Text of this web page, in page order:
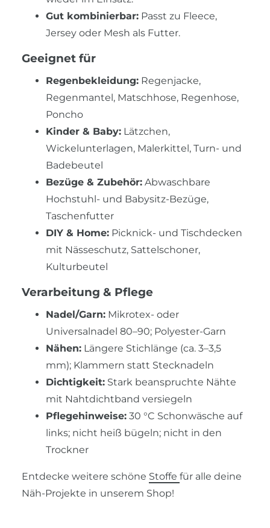
Gut kombinierbar: Passt zu Fleece,
Jersey oder Mesh als Futter.
Geeignet für
Regenbekleidung: Regenjacke,
Regenmantel, Matschhose, Regenhose,
Poncho
Kinder & Baby: Lätzchen,
Wickelunterlagen, Malerkittel, Turn- und
Badebeutel
Bezüge & Zubehör: Abwaschbare
Hochstuhl- und Babysitz-Bezüge,
Taschenfutter
DIY & Home: Picknick- und Tischdecken
mit Nässeschutz, Sattelschoner,
Kulturbeutel
Verarbeitung & Pflege
Nadel/Garn: Mikrotex- oder
Universalnadel 80–90; Polyester-Garn
Nähen: Längere Stichlänge (ca. 3–3,5
mm); Klammern statt Stecknadeln
Dichtigkeit: Stark beanspruchte Nähte
mit Nahtdichtband versiegeln
Pflegehinweise: 30 °C Schonwäsche auf
links; nicht heiß bügeln; nicht in den
Trockner
Entdecke weitere schöne Stoffe für alle deine
Näh-Projekte in unserem Shop!